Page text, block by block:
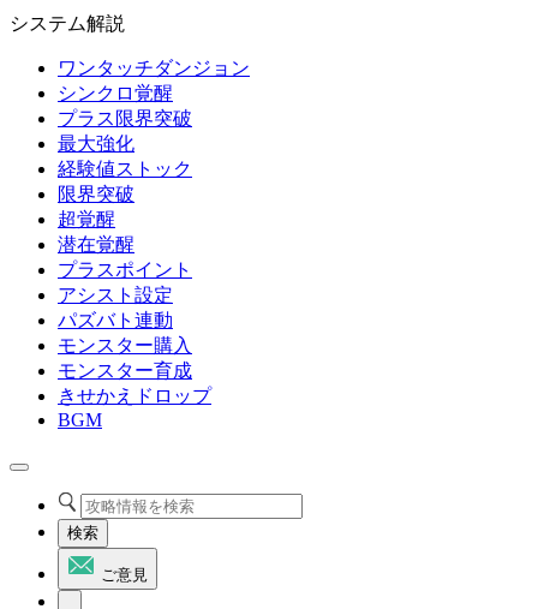
システム解説
ワンタッチダンジョン
シンクロ覚醒
プラス限界突破
最大強化
経験値ストック
限界突破
超覚醒
潜在覚醒
プラスポイント
アシスト設定
パズバト連動
モンスター購入
モンスター育成
きせかえドロップ
BGM
検索
ご意見